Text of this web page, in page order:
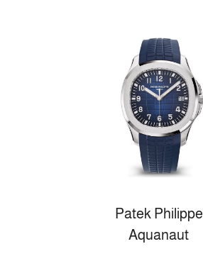
Patek Philippe
Aquanaut